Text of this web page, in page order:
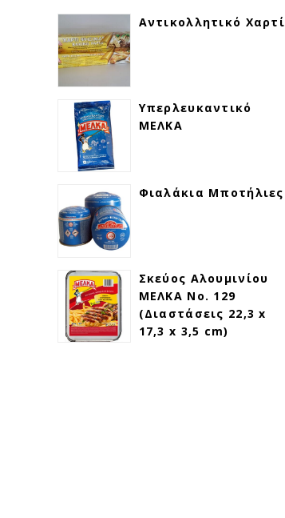
Αντικολλητικό Χαρτί
Υπερλευκαντικό
ΜΕΛΚΑ
Φιαλάκια Μποτήλιες
Σκεύος Αλουμινίου
ΜΕΛΚΑ Νο. 129
(Διαστάσεις 22,3 x
17,3 x 3,5 cm)